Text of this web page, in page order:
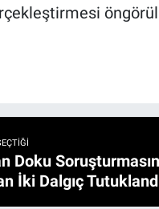
Doku
İki Dalgıç